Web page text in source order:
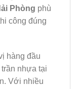
Phòng phù
công đúng
hàng đầu
nhựa tại
Với nhiều